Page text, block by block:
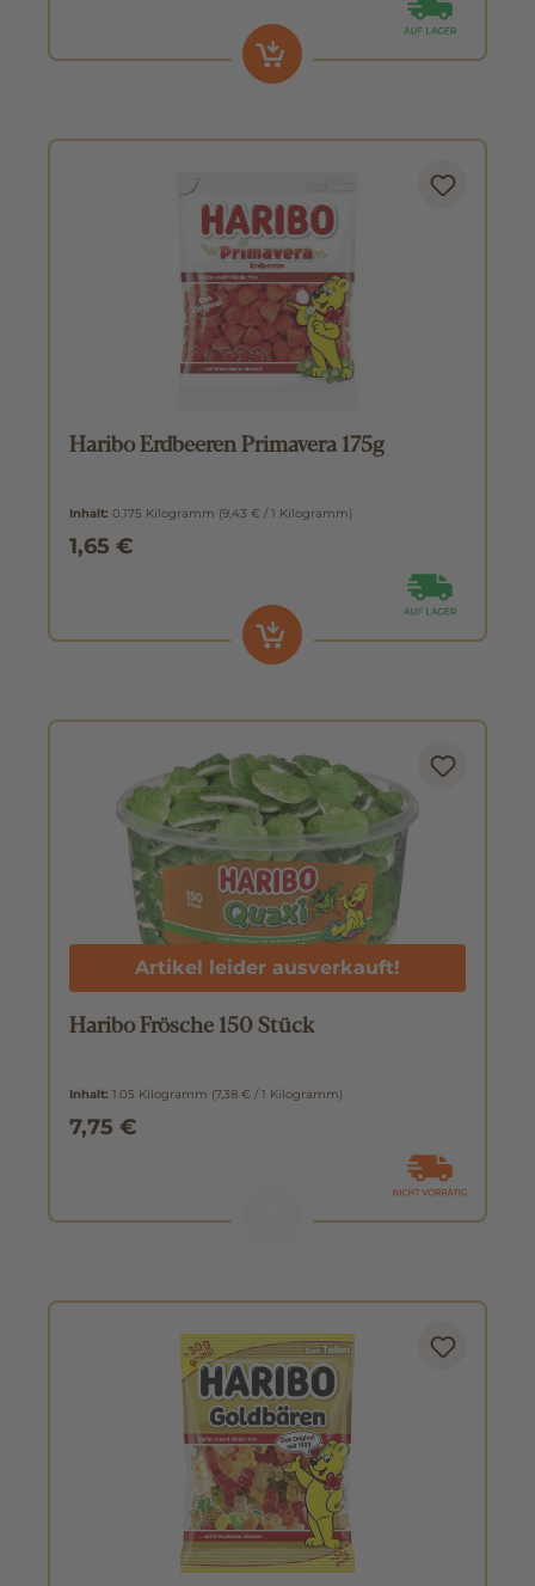
Haribo Erdbeeren Primavera 175g
Inhalt: 0.175 Kilogramm (9,43 € / 1 Kilogramm)
1,65 €
Artikel leider ausverkauft!
Haribo Frösche 150 Stück
Inhalt: 1.05 Kilogramm (7,38 € / 1 Kilogramm)
7,75 €